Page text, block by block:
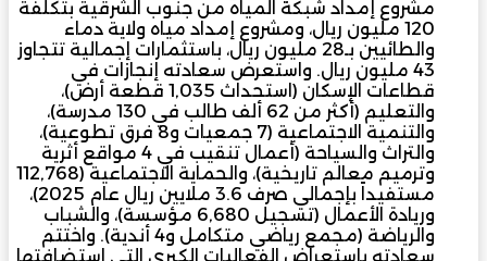
مشروع إمداد شبكة المياه من جنوب الشرقية بتكلفة
120 مليون ريال، ومشروع إمداد مياه ولاية دماء
والطائيين بـ28 مليون ريال، باستثمارات إجمالية تتجاوز
43 مليون ريال. واستعرض سعادته إنجازات في
قطاعات الإسكان (استحداث 1,035 قطعة أرض)،
والتعليم (أكثر من 62 ألف طالب في 130 مدرسة)،
والتنمية الاجتماعية (7 جمعيات و8 فرق تطوعية)،
والتراث والسياحة (أعمال تنقيب في 4 مواقع أثرية
وترميم معالم تاريخية)، والحماية الاجتماعية (112,768
مستفيداً بإجمالي صرف 3.6 ملايين ريال عام 2025)،
وريادة الأعمال (تسجيل 6,680 مؤسسة)، والشباب
والرياضة (مجمع رياضي متكامل و4 أندية). واختتم
سعادته باستعراض الفعاليات الكبرى التي استضافتها